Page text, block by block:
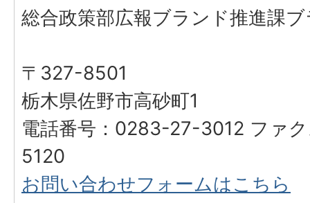
総合政策部広報ブランド推進課
〒327-8501
栃木県佐野市高砂町1
電話番号：0283-27-3012 ファ
5120
お問い合わせフォームはこちら